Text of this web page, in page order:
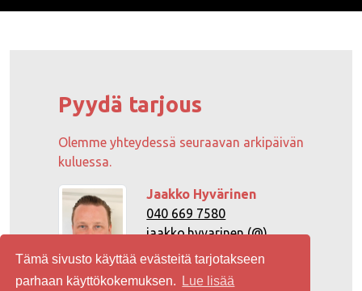
Tämä sivusto käyttää evästeitä tarjotakseen
parhaan käyttökokemuksen.
Lue lisää
Pyydä tarjous
Olemme yhteydessä seuraavan arkipäivän
kuluessa.
Jaakko Hyvärinen
040 669 7580
jaakko.hyvarinen (@)
tammone.fi